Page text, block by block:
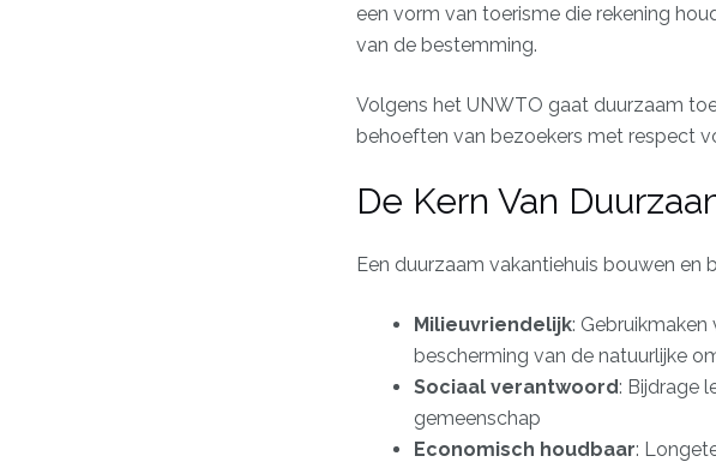
een vorm van toerisme die rekening
van de bestemming.
Volgens het UNWTO gaat duurzaam
behoeften van bezoekers met respect
De Kern Van
Een duurzaam vakantiehuis bouwen en
Milieuvriendelijk: Gebruikmaken
bescherming van de natuurlijke
Sociaal verantwoord: Bijdrage
gemeenschap
Economisch houdbaar: